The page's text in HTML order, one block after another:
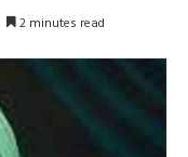
2 minutes read